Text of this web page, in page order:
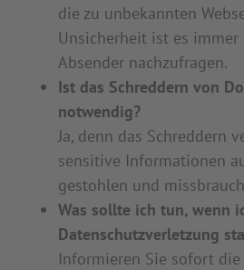
die zu unbekannten
Unsicherheit ist es
Absender nachzufragen.
Ist das Schreddern von
notwendig?
Ja, denn das Schreddern
sensitive Informationen
gestohlen und
Was sollte ich tun, wenn
Datenschutzverletzung
Informieren Sie sofort